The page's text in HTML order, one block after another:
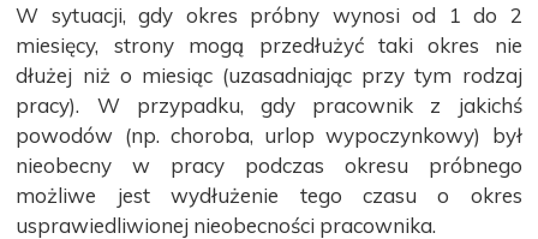
W sytuacji, gdy okres próbny wynosi od 1 do 2
miesięcy, strony mogą przedłużyć taki okres nie
dłużej niż o miesiąc (uzasadniając przy tym rodzaj
pracy). W przypadku, gdy pracownik z jakichś
powodów (np. choroba, urlop wypoczynkowy) był
nieobecny w pracy podczas okresu próbnego
możliwe jest wydłużenie tego czasu o okres
usprawiedliwionej nieobecności pracownika.